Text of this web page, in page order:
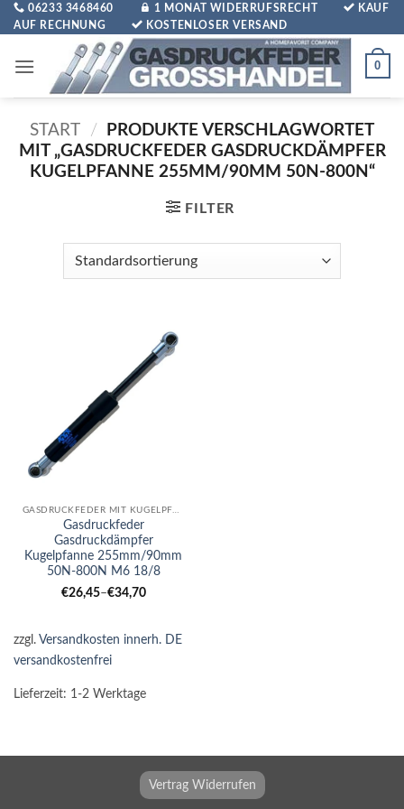
Zum
Inhalt
06233 3468460 1 MONAT WIDERRUFSRECHT
KAUF
AUF RECHNUNG
KOSTENLOSER VERSAND
0
START /
PRODUKTE VERSCHLAGWORTET
MIT „GASDRUCKFEDER GASDRUCKDÄMPFER
KUGELPFANNE 255MM/90MM 50N-800N“
FILTER
GASDRUCKFEDER MIT KUGELPFANNE
Gasdruckfeder
Gasdruckdämpfer
Kugelpfanne 255mm/90mm
50N-800N M6 18/8
€26,45–€34,70
zzgl. Versandkosten innerh. DE
versandkostenfrei
Lieferzeit: 1-2 Werktage
Vertrag Widerrufen